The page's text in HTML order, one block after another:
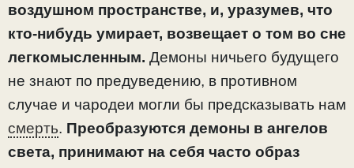
воздушном пространстве, и, уразумев, что
кто-нибудь умирает, возвещает о том во сне
легкомысленным. Демоны ничьего будущего
не знают по предуведению, в противном
случае и чародеи могли бы предсказывать нам
смерть. Преобразуются демоны в ангелов
света, принимают на себя часто образ